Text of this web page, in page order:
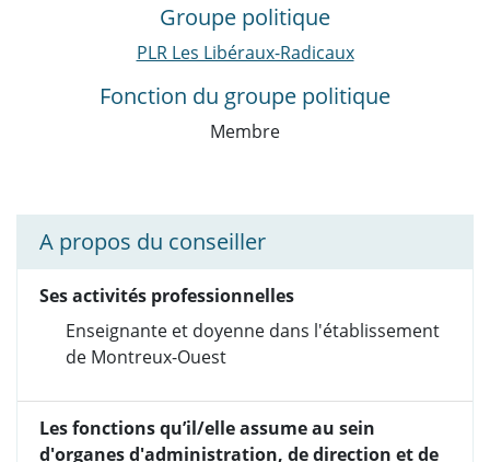
Groupe politique
PLR Les Libéraux-Radicaux
Fonction du groupe politique
Membre
A propos du conseiller
Ses activités professionnelles
Enseignante et doyenne dans l'établissement
de Montreux-Ouest
Les fonctions qu’il/elle assume au sein
d'organes d'administration, de direction et de